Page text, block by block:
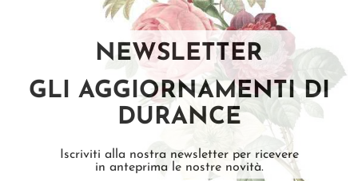
NEWSLETTER
GLI AGGIORNAMENTI DI
DURANCE
Iscriviti alla nostra newsletter per ricevere
in anteprima le nostre novità.